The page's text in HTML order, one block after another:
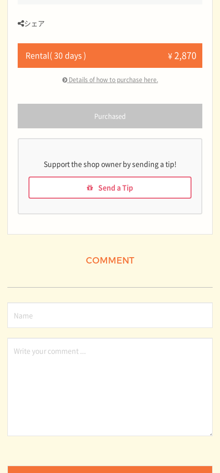
シェア
Rental( 30 days ) ¥2,870
Details of how to purchase here.
Purchased
Support the shop owner by sending a tip!
Send a Tip
COMMENT